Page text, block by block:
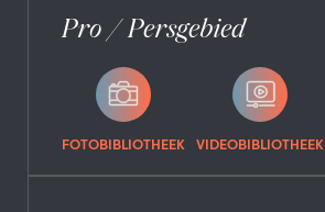
Pro / Persgebied
FOTOBIBLIOTHEEK VIDEOBIBLIOTHEEK